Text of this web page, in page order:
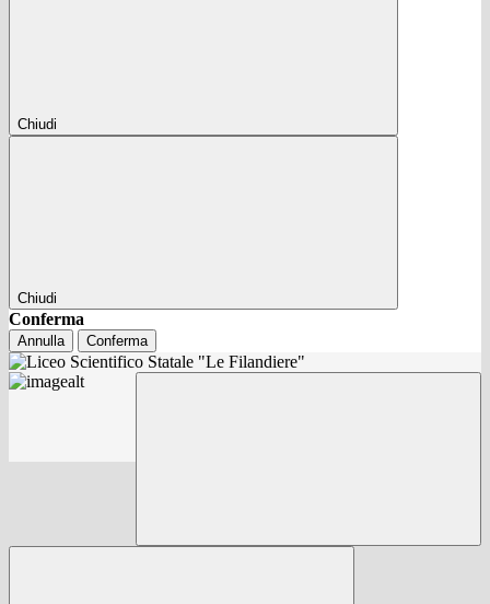
Chiudi
Chiudi
Conferma
Annulla Conferma